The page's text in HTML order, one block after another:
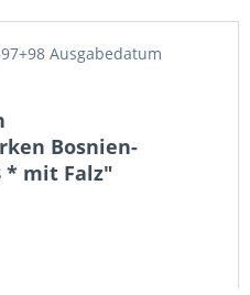
Ausgabedatum
Bosnien-
* mit Falz"